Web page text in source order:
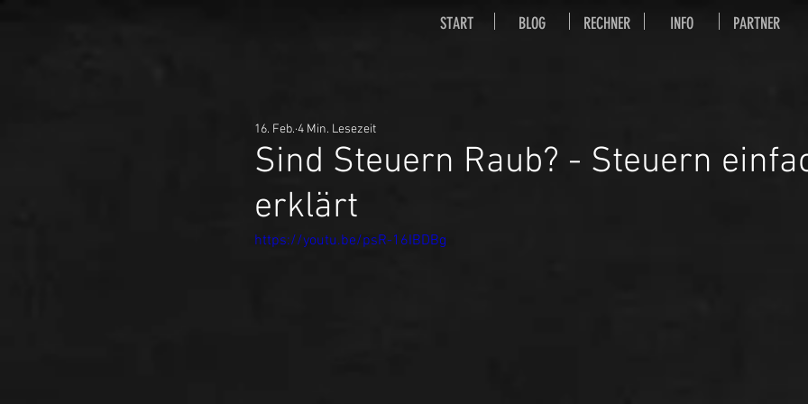
Sind Steuern Raub? - Steuern
erklärt
16. Feb. 4 Min. Lesezeit
https://youtu.be/psR-16IBDBg
START BLOG RECHNER INFO PARTNER